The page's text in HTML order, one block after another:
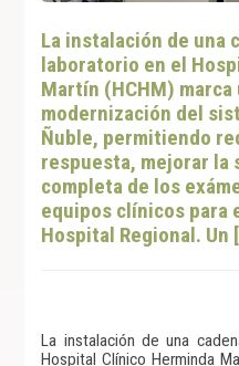
La instalación de una
laboratorio en el
Martín (HCHM)
modernización del
Ñuble, permitiendo
respuesta, mejorar la
completa de los
equipos clínicos para
Hospital Regional. Un
La instalación de una
Hospital Clínico Herminda